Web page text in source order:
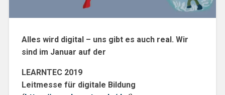
Alles wird digital – uns gibt es auch real. Wir
sind im Januar auf der
LEARNTEC 2019
Leitmesse für digitale Bildung